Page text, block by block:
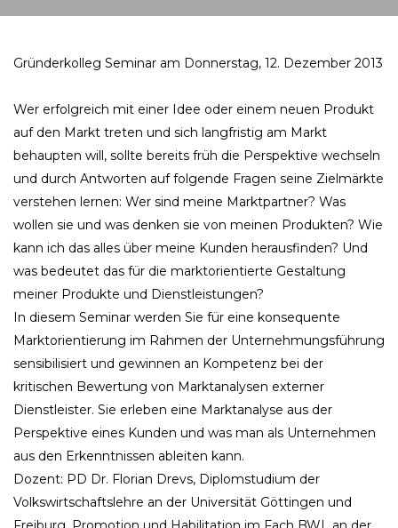
Gründerkolleg Seminar am Donnerstag, 12. Dezember 2013
Wer erfolgreich mit einer Idee oder einem neuen Produkt
auf den Markt treten und sich langfristig am Markt
behaupten will, sollte bereits früh die Perspektive wechseln
und durch Antworten auf folgende Fragen seine Zielmärkte
verstehen lernen: Wer sind meine Marktpartner? Was
wollen sie und was denken sie von meinen Produkten? Wie
kann ich das alles über meine Kunden herausfinden? Und
was bedeutet das für die marktorientierte Gestaltung
meiner Produkte und Dienstleistungen?
In diesem Seminar werden Sie für eine konsequente
Marktorientierung im Rahmen der Unternehmungsführung
sensibilisiert und gewinnen an Kompetenz bei der
kritischen Bewertung von Marktanalysen externer
Dienstleister. Sie erleben eine Marktanalyse aus der
Perspektive eines Kunden und was man als Unternehmen
aus den Erkenntnissen ableiten kann.
Dozent: PD Dr. Florian Drevs, Diplomstudium der
Volkswirtschaftslehre an der Universität Göttingen und